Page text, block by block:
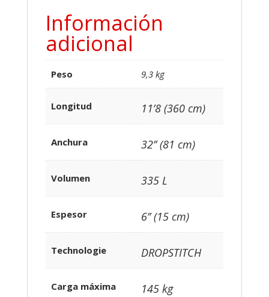
Información
adicional
Peso 9,3 kg
Longitud 11’8 (360 cm)
Anchura 32’’ (81 cm)
Volumen 335 L
Espesor 6’’ (15 cm)
Technologie DROPSTITCH
Carga máxima 145 kg